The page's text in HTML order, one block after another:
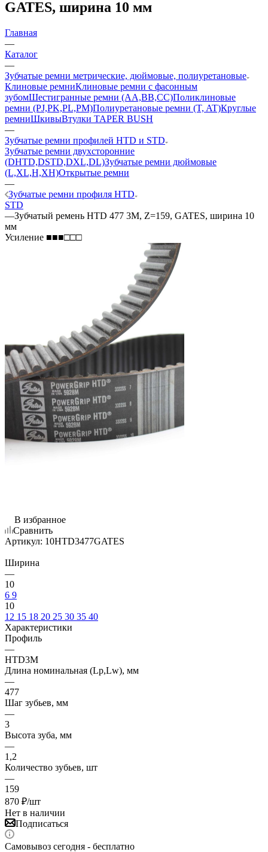
GATES, ширина 10 мм
Главная
—
Каталог
—
Зубчатые ремни метрические, дюймовые, полиуретановые
Клиновые ремниКлиновые ремни с фасонным
зубомШестигранные ремни (AA,BB,CC)Поликлиновые
ремни (PJ,PK,PL,PM)Полиуретановые ремни (T, AT)Круглые
ремниШкивыВтулки TAPER BUSH
—
Зубчатые ремни профилей HTD и STD
Зубчатые ремни двухсторонние
(DHTD,DSTD,DXL,DL)Зубчатые ремни дюймовые
(L,XL,H,XH)Открытые ремни
—
Зубчатые ремни профиля HTD
STD
—Зубчатый ремень HTD 477 3M, Z=159, GATES, ширина 10
мм
Усиление ■■■□□□
В избранное
Сравнить
Артикул: 10HTD3477GATES
Ширина
—
10
6 9
10
12 15 18 20 25 30 35 40
Характеристики
Профиль
—
HTD3M
Длина номинальная (Lp,Lw), мм
—
477
Шаг зубьев, мм
—
3
Высота зуба, мм
—
1,2
Количество зубьев, шт
—
159
870 ₽/шт
Нет в наличии
Подписаться
Самовывоз сегодня - бесплатно